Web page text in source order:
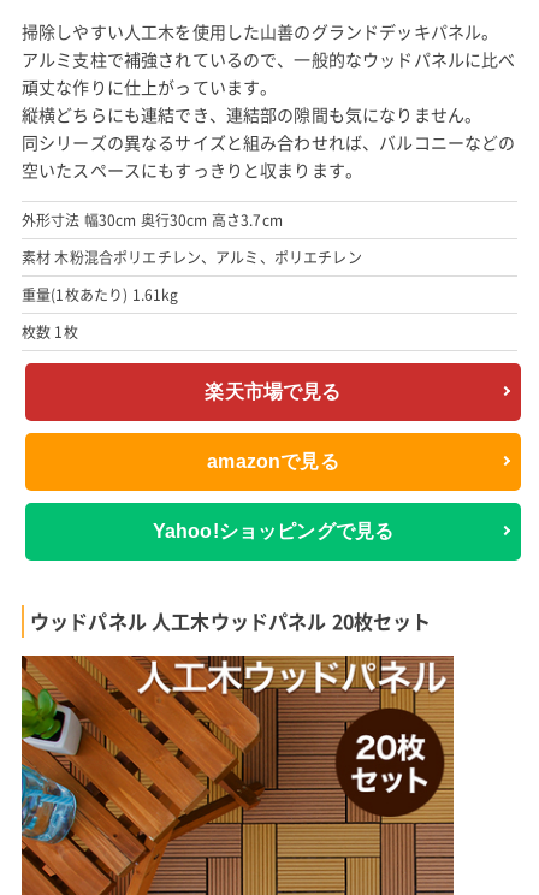
掃除しやすい人工木を使用した山善のグランドデッキパネル。
アルミ支柱で補強されているので、一般的なウッドパネルに比べ
頑丈な作りに仕上がっています。
縦横どちらにも連結でき、連結部の隙間も気になりません。
同シリーズの異なるサイズと組み合わせれば、バルコニーなどの
空いたスペースにもすっきりと収まります。
外形寸法 幅30cm 奥行30cm 高さ3.7cm
素材 木粉混合ポリエチレン、アルミ、ポリエチレン
重量(1枚あたり) 1.61kg
枚数 1枚
楽天市場で見る
amazonで見る
Yahoo!ショッピングで見る
ウッドパネル 人工木ウッドパネル 20枚セット